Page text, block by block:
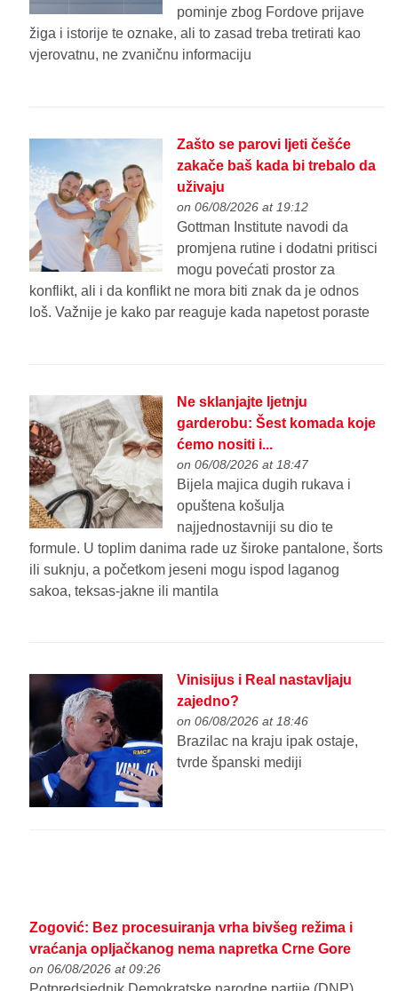
pominje zbog Fordove prijave
žiga i istorije te oznake, ali to zasad treba tretirati kao
vjerovatnu, ne zvaničnu informaciju
Zašto se parovi ljeti češće
zakače baš kada bi trebalo da
uživaju
on 06/08/2026 at 19:12
Gottman Institute navodi da
promjena rutine i dodatni pritisci
mogu povećati prostor za
konflikt, ali i da konflikt ne mora biti znak da je odnos
loš. Važnije je kako par reaguje kada napetost poraste
Ne sklanjajte ljetnju
garderobu: Šest komada koje
ćemo nositi i...
on 06/08/2026 at 18:47
Bijela majica dugih rukava i
opuštena košulja
najjednostavniji su dio te
formule. U toplim danima rade uz široke pantalone, šorts
ili suknju, a početkom jeseni mogu ispod laganog
sakoa, teksas-jakne ili mantila
Vinisijus i Real nastavljaju
zajedno?
on 06/08/2026 at 18:46
Brazilac na kraju ipak ostaje,
tvrde španski mediji
Zogović: Bez procesuiranja vrha bivšeg režima i
vraćanja opljačkanog nema napretka Crne Gore
on 06/08/2026 at 09:26